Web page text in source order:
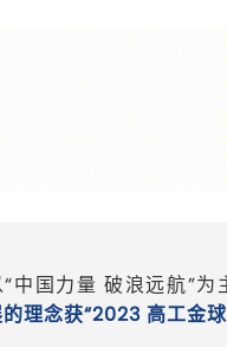
“中国力量 破浪远航”
理念获“2023 高工金